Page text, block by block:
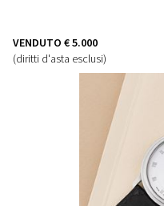
VENDUTO € 5.000
(diritti d'asta esclusi)